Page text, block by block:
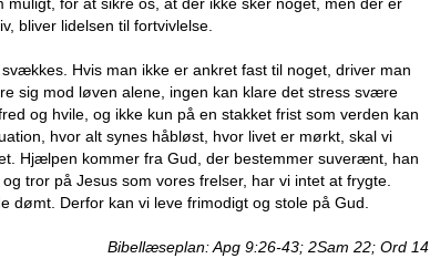
bliver lidelsen til fortvivlelse.
Hvis man ikke er ankret fast til noget, driver man
sig mod løven alene, ingen kan klare det stress svære
og hvile, og ikke kun på en stakket frist som verden kan
hvor alt synes håbløst, hvor livet er mørkt, skal vi
Hjælpen kommer fra Gud, der bestemmer suverænt, han
tror på Jesus som vores frelser, har vi intet at frygte.
dømt. Derfor kan vi leve frimodigt og stole på Gud.
Bibellæseplan: Apg 9:26-43; 2Sam 22; Ord 14